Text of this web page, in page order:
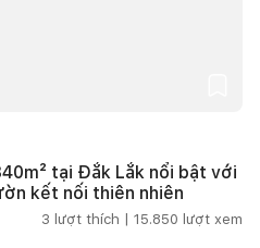
tại Đắk Lắk nổi bật với
kết nối thiên nhiên
3 lượt thích | 15.850 lượt xem